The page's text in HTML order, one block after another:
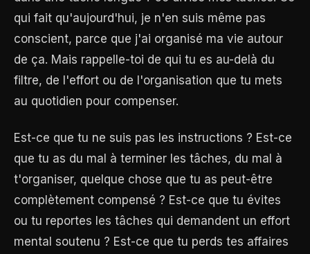
qui fait qu'aujourd'hui, je n'en suis même pas
conscient, parce que j'ai organisé ma vie autour
de ça. Mais rappelle-toi de qui tu es au-delà du
filtre, de l'effort ou de l'organisation que tu mets
au quotidien pour compenser.
Est-ce que tu ne suis pas les instructions ? Est-ce
que tu as du mal à terminer les tâches, du mal à
t'organiser, quelque chose que tu as peut-être
complètement compensé ? Est-ce que tu évites
ou tu reportes les tâches qui demandent un effort
mental soutenu ? Est-ce que tu perds tes affaires